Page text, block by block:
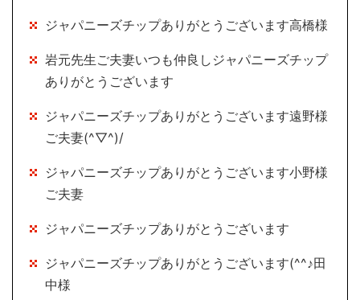
ジャパニーズチップありがとうございます高橋様
岩元先生ご夫妻いつも仲良しジャパニーズチップ
ありがとうございます
ジャパニーズチップありがとうございます遠野様
ご夫妻(^▽^)/
ジャパニーズチップありがとうございます小野様
ご夫妻
ジャパニーズチップありがとうございます
ジャパニーズチップありがとうございます(^^♪田
中様